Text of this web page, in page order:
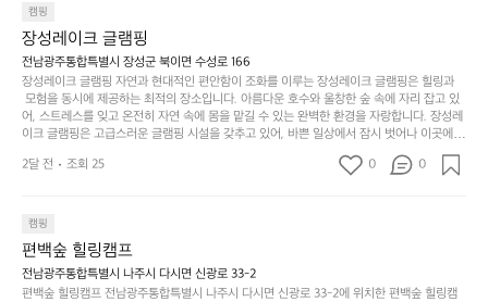
을
가
려
보
세
요.
는
크
기,
무
게,
이
웃
도
어
의
경
럽
이
라
고
해
야
하
으며 깊은 숙면을 취할 수 있는 기회를 제공합니다.  이곳은 자연과의 완벽한 조화를 이루며,
다채로운 야외 활동을 제공합니다. 특히 어린이들은 안전하게 놀 수 있는 놀이시설이 마련
되어 있어 부모님들과 함께 즐거운 시간을 보낼 수 있습니다. 주변의 다양한 관광지와 먹거
리를 탐험하는 재미도 포레스트 창평의 매력 중 하나입니다.  또한, 캠핑장을 방문한 후 지속
적으로 재방문하는 이들이 많아 인기가 날로 상승하고 있습니다. 포레스트 창평은 단순한 캠
핑 그 이상을 제공하며, 자연을 사랑하는 모든 이들에게 꼭 한번 경험해봐야 할 장소로 자리
잡았습니다.  인기 정도: ★★★★★
캠핑
장성레이크 글램핑
전남광주통합특별시 장성군 북이면 수성로 166
장성레이크 글램핑 자연과 현대적인 편안함이 조화를 이루는 장성레이크 글램핑은 힐링과
모험을 동시에 제공하는 최적의 장소입니다. 아름다운 호수와 울창한 숲 속에 자리 잡고 있
어, 스트레스를 잊고 온전히 자연 속에 몸을 맡길 수 있는 완벽한 환경을 자랑합니다. 장성레
이크 글램핑은 고급스러운 글램핑 시설을 갖추고 있어, 바쁜 일상에서 잠시 벗어나 이곳에
오면 사치스러운 휴식이 가능해집니다. 독립된 텐트에서 제공되는 특별한 불멍 공간은 소중
한 사람과 함께 따뜻한 이야기를 나눌 수 있는 소중한 시간을 만들어 줍니다. 또한, 주변의 자
을 창출하는 시간이 될 것입니다. 특히 식사를 좋아하는 분들에게는 매주 특별한 바비큐 파
티와 지역에서 나는 신선한 재료로 만든 다양한 요리를 제공하여 미각을 만족시켜 줍니다.
장성레이크 글램핑은 그 아름다운 경관과 최고 품질의 시설 덕분에 최근 몇 년 사이에 특히
주목받고 있는 캠핑장 중 하나입니다. 주말이면 방문객이 가득해 예약이 빠르게 차는 만큼
미리 일정을 계획하시는 것이 좋습니다. 나만의 프라이빗한 공간에서 가족 및 사랑하는 사
2달 전 조회 25 0 0
캠핑
편백숲 힐링캠프
전남광주통합특별시 나주시 다시면 신광로 33-2
편백숲 힐링캠프 전남광주통합특별시 나주시 다시면 신광로 33-2에 위치한 편백숲 힐링캠